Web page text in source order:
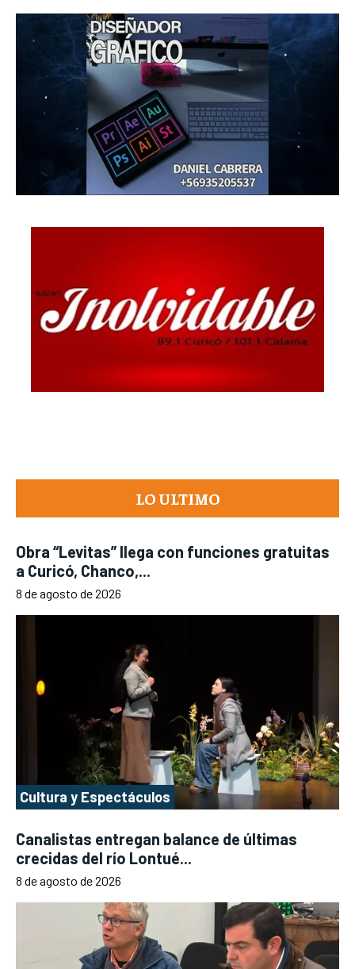
LO ULTIMO
Obra “Levitas” llega con funciones gratuitas
a Curicó, Chanco,...
8 de agosto de 2026
Cultura y Espectáculos
Canalistas entregan balance de últimas
crecidas del río Lontué...
8 de agosto de 2026